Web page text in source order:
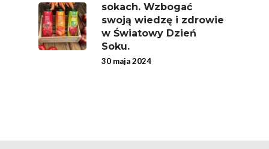
sokach. Wzbogać
swoją wiedzę i zdrowie
w Światowy Dzień
Soku.
30 maja 2024
Polskie Forum
Ekologicznej